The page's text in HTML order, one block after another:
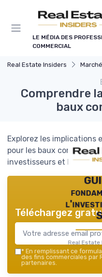
LE MÉDIA DES
COMMERCIAL
Real Estate Insiders Marché
Comprendre
baux
Explorez les implications
pour les baux
investisseurs et
Real
Téléchargez
* En remplissant ce
des fins commerciales par
partenaires.